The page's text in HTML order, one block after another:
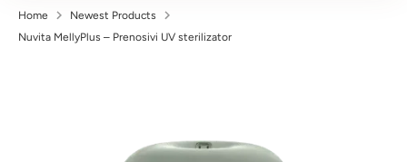
Home
Newest Products
Nuvita MellyPlus – Prenosivi UV sterilizator